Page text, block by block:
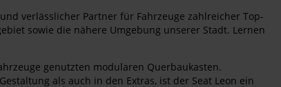
verlässlicher Partner für Fahrzeuge zahlreicher Top-
sowie die nähere Umgebung unserer Stadt. Lernen
genutzten modularen Querbaukasten.
als auch in den Extras, ist der Seat Leon ein